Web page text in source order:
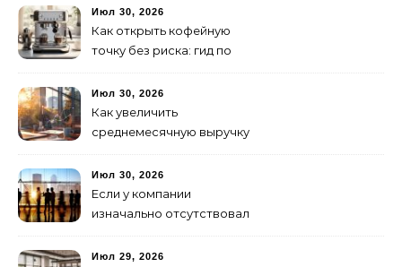
друзьями
Июл 30, 2026
Как открыть кофейную
точку без риска: гид по
Июл 30, 2026
Как увеличить
среднемесячную выручку
лишних затрат
Июл 30, 2026
Если у компании
изначально отсутствовал
как не утонуть в хаосе
Июл 29, 2026